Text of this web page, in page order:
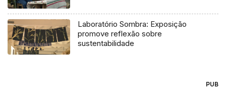
Laboratório Sombra: Exposição
promove reflexão sobre
sustentabilidade
PUB